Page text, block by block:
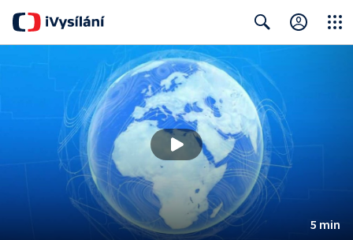
5 min